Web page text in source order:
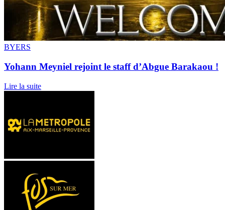
BYERS
Yohann Meyniel rejoint le staff d’Abgue Barakaou !
Lire la suite